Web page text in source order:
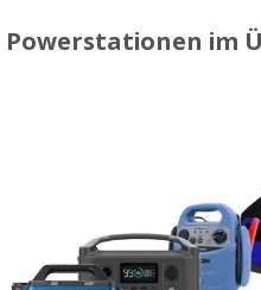
Powerstationen im